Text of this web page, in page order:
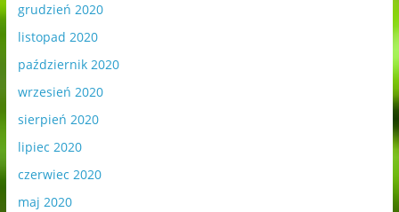
grudzień 2020
listopad 2020
październik 2020
wrzesień 2020
sierpień 2020
lipiec 2020
czerwiec 2020
maj 2020